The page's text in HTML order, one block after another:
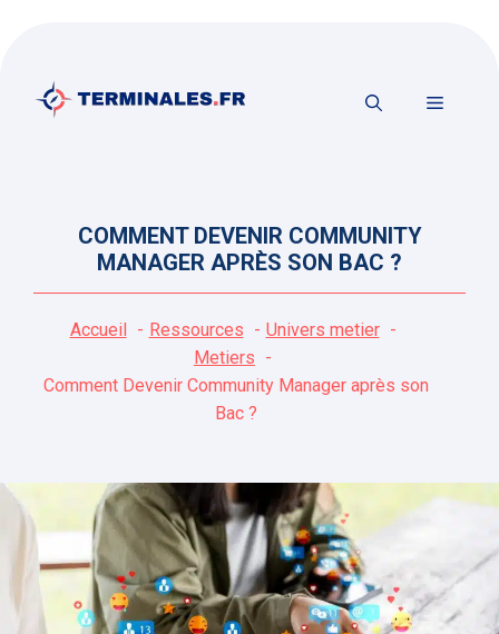
contenu
MENU
COMMENT DEVENIR COMMUNITY
MANAGER APRÈS SON BAC ?
Accueil Ressources
Univers metier
Metiers
Comment Devenir Community Manager après son
Bac ?